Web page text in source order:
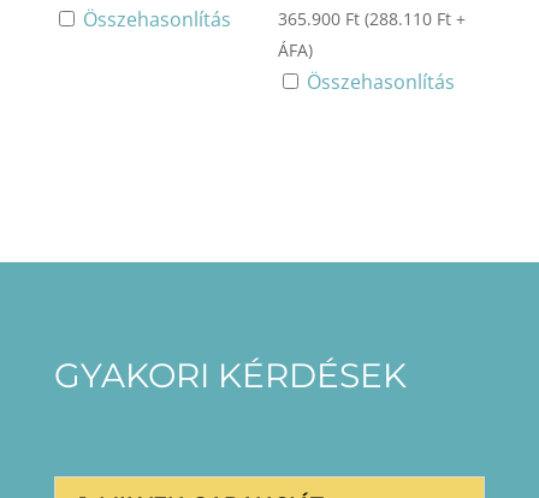
Összehasonlítás 365.900 Ft (288.110 Ft +
ÁFA)
Összehasonlítás
GYAKORI KÉRDÉSEK